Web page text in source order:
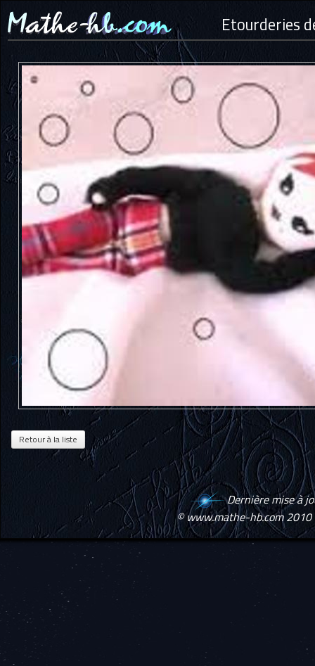
Etourderies
Dernière mise à
© www.mathe-hb.com